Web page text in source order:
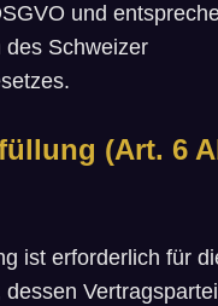
und
des Schweizer
(Art. 6
ist erforderlich für
dessen